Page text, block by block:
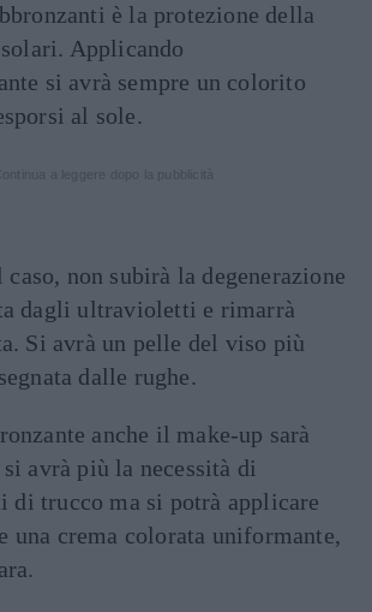
è la protezione della
Applicando
si avrà sempre un colorito
al sole.
non subirà la degenerazione
dagli ultravioletti e rimarrà
Si avrà un pelle del viso più
dalle rughe.
anche il make-up sarà
avrà più la necessità di
di trucco ma si potrà applicare
una crema colorata uniformante,